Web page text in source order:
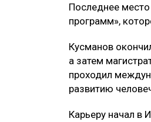
Последнее
программ»,
Кусманов
а затем
проходил
развитию
Карьеру начал в